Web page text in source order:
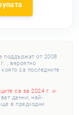
поддържат от 2008
, вероятно
са последните
са за 2024 г. и
данни, най-
в предходни